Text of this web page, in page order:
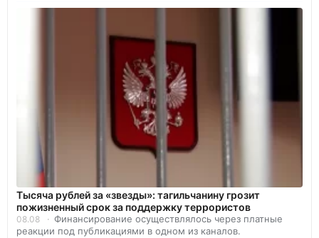
Тысяча рублей за «звезды»: тагильчанину грозит
пожизненный срок за поддержку террористов
08.08
Финансирование осуществлялось через платные
реакции под публикациями в одном из каналов.